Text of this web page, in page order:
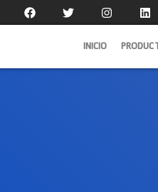
INICIO